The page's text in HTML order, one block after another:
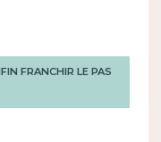
FRANCHIR LE PAS